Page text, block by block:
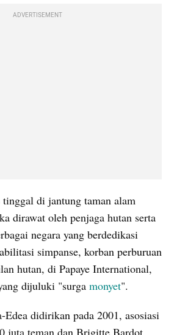
ADVERTISEMENT
di jantung taman alam
dirawat oleh penjaga hutan serta
negara yang berdedikasi
simpanse, korban perburuan
hutan, di Papaye International,
dijuluki "surga monyet".
Edea didirikan pada 2001, asosiasi
juta teman dan Brigitte Bardot